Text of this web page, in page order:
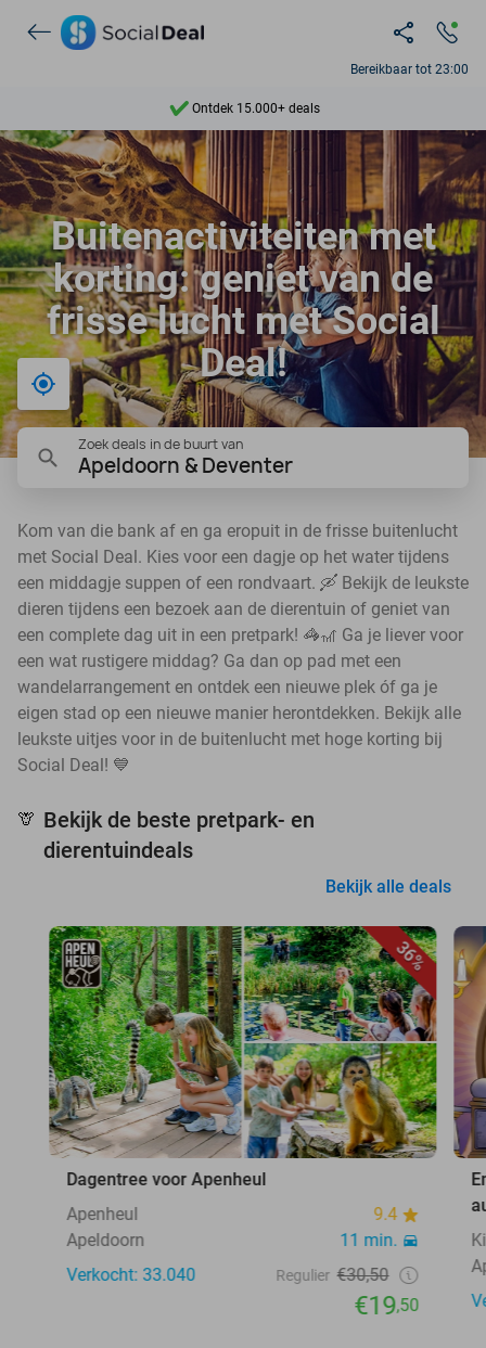
Bereikbaar tot 23:00
Ontdek 15.000+ deals
7 dagen per week beschikbaar
10+ miljoen leden
9,4
Ontdek 15.000+ deals
Buitenactiviteiten met
korting: geniet van de
frisse lucht met Social
Deal!
Bij mij in de buurt
Zoek deals in de buurt van
Apeldoorn & Deventer
Kom van die bank af en ga eropuit in de frisse buitenlucht
met Social Deal. Kies voor een dagje op het water tijdens
een middagje suppen of een rondvaart. 🛶 Bekijk de leukste
dieren tijdens een bezoek aan de dierentuin of geniet van
een complete dag uit in een pretpark! 🦓🎢 Ga je liever voor
een wat rustigere middag? Ga dan op pad met een
wandelarrangement en ontdek een nieuwe plek óf ga je
eigen stad op een nieuwe manier herontdekken. Bekijk alle
leukste uitjes voor in de buitenlucht met hoge korting bij
Social Deal! 💙
🦒 Bekijk de beste pretpark- en
dierentuindeals
Bekijk alle deals
36%
Dagentree voor Apenheul
Apenheul
9.4
Apeldoorn
11 min.
Verkocht: 33.040
Regulier €30,50
€19,50